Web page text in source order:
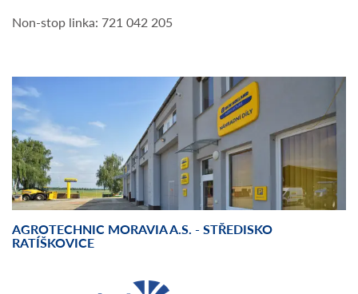
Non-stop linka: 721 042 205
AGROTECHNIC MORAVIA A.S. - STŘEDISKO
RATÍŠKOVICE